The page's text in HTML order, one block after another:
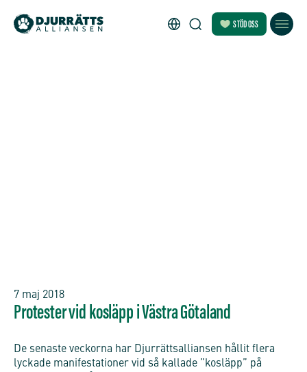
STÖD OSS
7 maj 2018
Protester vid kosläpp i Västra Götaland
De senaste veckorna har Djurrättsalliansen hållit flera
lyckade manifestationer vid så kallade ”kosläpp” på